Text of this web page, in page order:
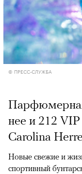
© ПРЕСС-СЛУЖБА
нее и 212
Сarolina
Новые свежие и
спортивный